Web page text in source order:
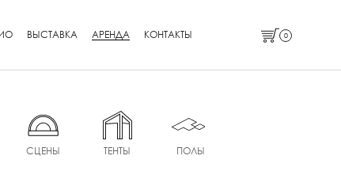
ВЫСТАВКА АРЕНДА КОНТАКТЫ 0
СЦЕНЫ ТЕНТЫ ПОЛЫ